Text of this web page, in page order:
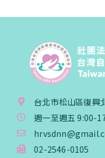
台北市松山區復興
週一至週五 9:00-
02-2546-0105